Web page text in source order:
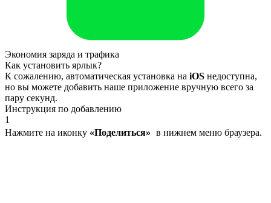
Экономия заряда и трафика
Как установить ярлык?
К сожалению, автоматическая установка на iOS недоступна,
но вы можете добавить наше приложение вручную всего за
пару секунд.
Инструкция по добавлению
1
Нажмите на иконку «Поделиться» в нижнем меню браузера.